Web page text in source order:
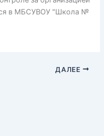
в МБСУВОУ "Школа №
ДАЛЕЕ